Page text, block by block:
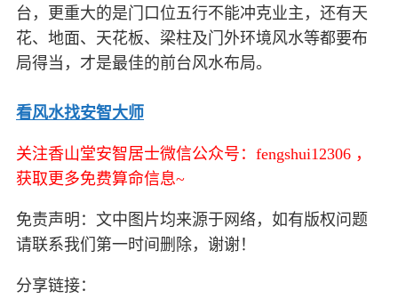
台，更重大的是门口位五行不能冲克业主，还有天
花、地面、天花板、梁柱及门外环境风水等都要布
局得当，才是最佳的前台风水布局。
看风水找安智大师
关注香山堂安智居士微信公众号：fengshui12306 ，
获取更多免费算命信息~
免责声明：文中图片均来源于网络，如有版权问题
请联系我们第一时间删除，谢谢！
分享链接：